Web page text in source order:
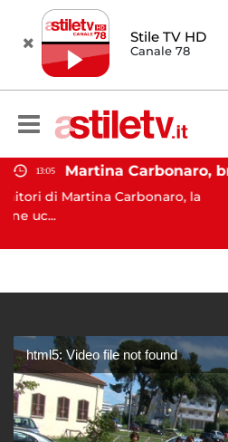
Stile TV HD
Canale 78
Martina Carbonaro, braccialetto elettronico per i genitori della 14enne uccisa dall'ex
la
html5: Video file not found